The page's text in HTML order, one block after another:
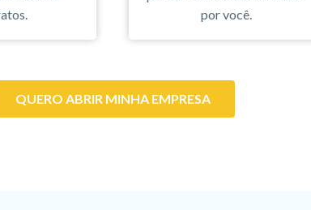
por você.
QUERO ABRIR MINHA EMPRESA